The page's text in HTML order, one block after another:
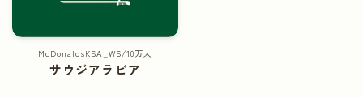
McDonaldsKSA_WS/10万人
サウジアラビア